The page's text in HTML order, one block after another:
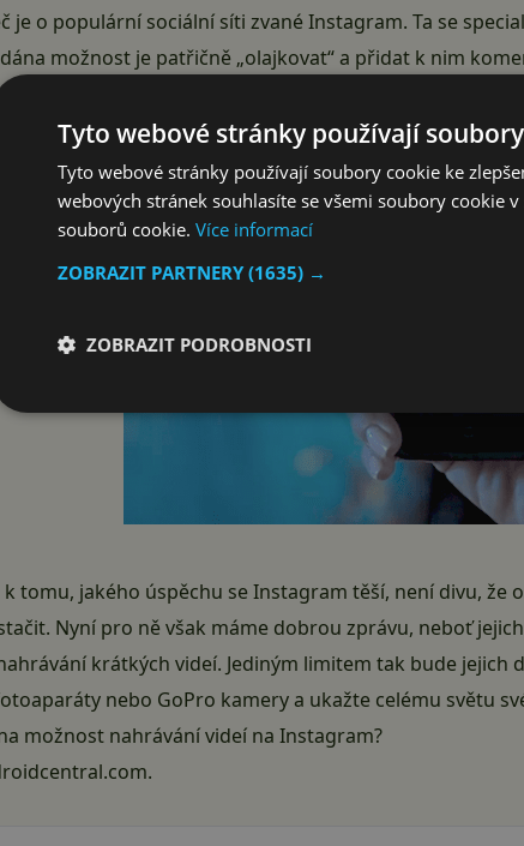
je o populární sociální síti zvané Instagram. Ta se
možnost je patřičně „olajkovat“ a přidat k nim
tomu, jakého úspěchu se Instagram těší, není divu, že
Nyní pro ně však máme dobrou zprávu, neboť
krátkých videí. Jediným limitem tak bude jejich
nebo GoPro kamery a ukažte celému světu
možnost nahrávání videí na Instagram?
.
Tyto webové stránky používají
Tyto webové stránky používají soubory cookie ke
webových stránek souhlasíte se všemi soubory cookie
souborů cookie. Více informací
ZOBRAZIT PARTNERY(1635) →
ZOBRAZIT PODROBNOSTI